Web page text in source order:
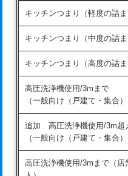
排水管工事（排水管工事/3ｍ
排水管工事（追加 排水管工
マス交換（深さ50㎝未満）
マス交換（深さ50㎝以上）
コンクリート斫り（厚さ10㎝
式・ワンホール）)
交換・取付(排水栓・排水ト
持込商品取付（単水栓）
持込商品取付（混合水栓）
キッチンつまり（軽度の詰ま
キッチンつまり（中度の詰ま
キッチンつまり（高度の詰ま
高圧洗浄機使用/3mまで
（一般向け（戸建て・集合）
追加 高圧洗浄機使用/3m超
（一般向け（戸建て・集合）
高圧洗浄機使用/3mまで（店